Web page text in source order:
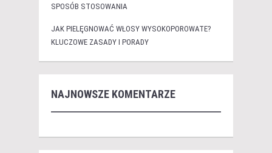
SPOSÓB STOSOWANIA
JAK PIELĘGNOWAĆ WŁOSY WYSOKOPOROWATE?
KLUCZOWE ZASADY I PORADY
NAJNOWSZE KOMENTARZE